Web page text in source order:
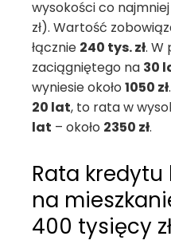
wysokości co najmniej
zł). Wartość
łącznie 240 tys. zł. W
zaciągniętego na 30
wyniesie około 1050 zł
20 lat, to rata w
lat – około 2350 zł.
Rata
na
400 tysięcy